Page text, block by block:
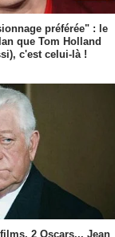
préférée" : le
que Tom Holland
c'est celui-là !
2 Oscars... Jean